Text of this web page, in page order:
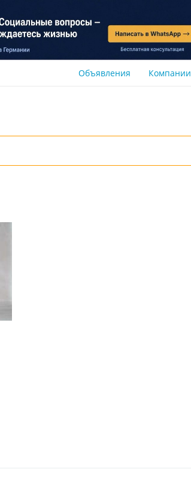
Объявления Компании